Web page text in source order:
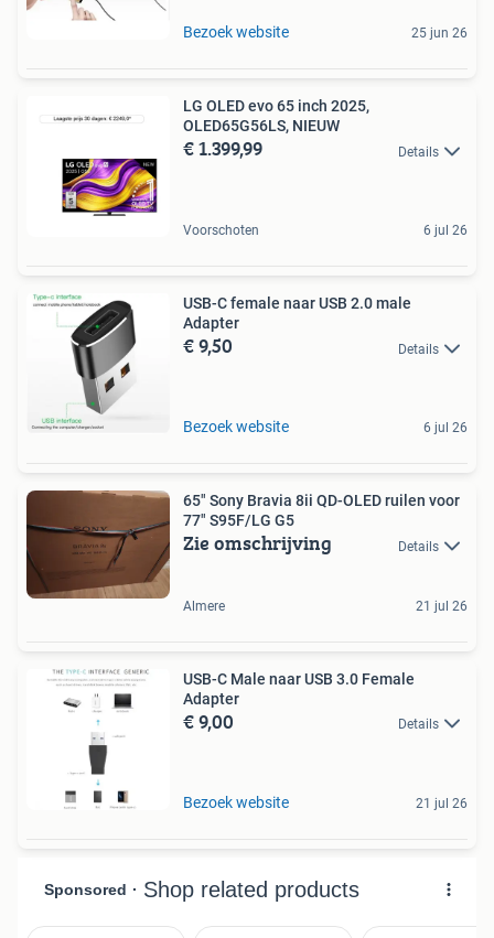
Bezoek website 25 jun 26
LG OLED evo 65 inch 2025,
OLED65G56LS, NIEUW
€ 1.399,99 Details
Voorschoten 6 jul 26
USB-C female naar USB 2.0 male
Adapter
€ 9,50 Details
Bezoek website 6 jul 26
65" Sony Bravia 8ii QD-OLED ruilen voor
77" S95F/LG G5
Zie omschrijving Details
Almere 21 jul 26
USB-C Male naar USB 3.0 Female
Adapter
€ 9,00 Details
Bezoek website 21 jul 26